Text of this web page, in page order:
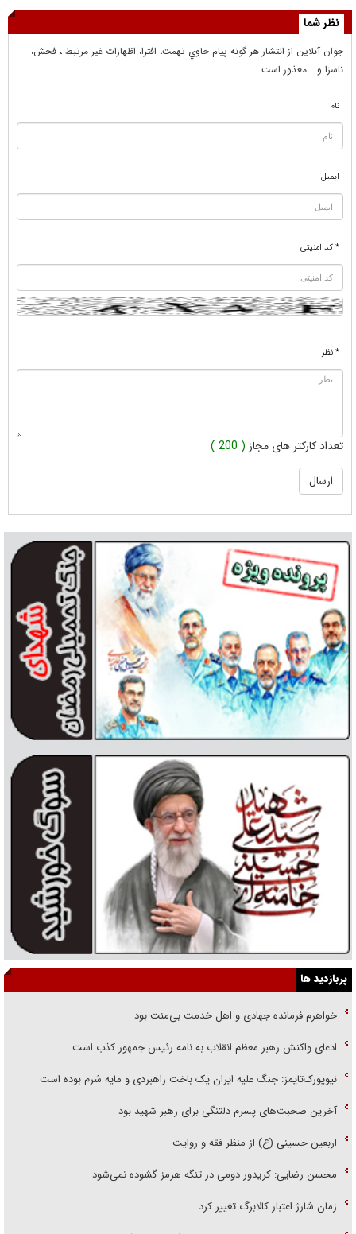
نظر شما
جوان آنلاين از انتشار هر گونه پيام حاوي تهمت، افترا، اظهارات غير مرتبط ، فحش،
ناسزا و... معذور است
نام
ایمیل
* کد امنیتی
* نظر
تعداد کارکتر های مجاز ( 200 )
پربازدید ها
خواهرم فرمانده جهادی و اهل خدمت بی‌منت بود
ادعای واکنش رهبر معظم انقلاب به نامه رئیس جمهور کذب است
نیویورک‌تایمز: جنگ علیه ایران یک باخت راهبردی و مایه شرم بوده است
آخرین صحبت‌های پسرم دلتنگی برای رهبر شهید بود
اربعین حسینی (ع) از منظر فقه و روایت
محسن رضایی: کریدور دومی در تنگه هرمز گشوده نمی‌شود
زمان شارژ اعتبار کالابرگ تغییر کرد